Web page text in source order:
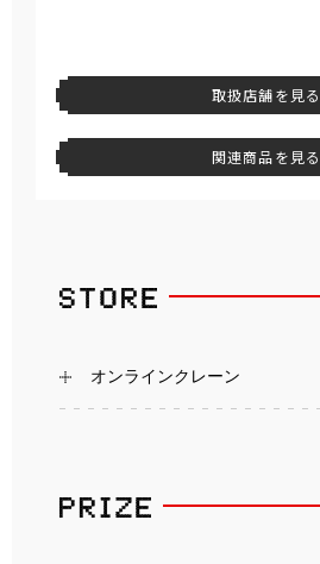
取扱店舗を見る
関連商品を見る
オンラインクレーン